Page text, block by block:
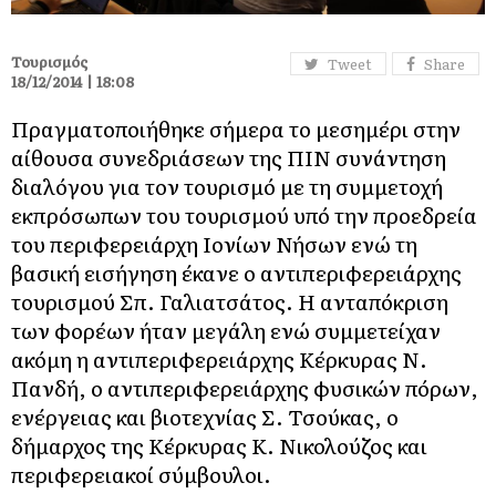
Tweet Share
Τουρισμός
18/12/2014 | 18:08
Πραγματοποιήθηκε σήμερα το μεσημέρι στην
αίθουσα συνεδριάσεων της ΠΙΝ συνάντηση
διαλόγου για τον τουρισμό με τη συμμετοχή
εκπρόσωπων του τουρισμού υπό την προεδρεία
του περιφερειάρχη Ιονίων Νήσων ενώ τη
βασική εισήγηση έκανε ο αντιπεριφερειάρχης
τουρισμού Σπ. Γαλιατσάτος. Η ανταπόκριση
των φορέων ήταν μεγάλη ενώ συμμετείχαν
ακόμη η αντιπεριφερειάρχης Κέρκυρας Ν.
Πανδή, ο αντιπεριφερειάρχης φυσικών πόρων,
ενέργειας και βιοτεχνίας Σ. Τσούκας, ο
δήμαρχος της Κέρκυρας Κ. Νικολούζος και
περιφερειακοί σύμβουλοι.